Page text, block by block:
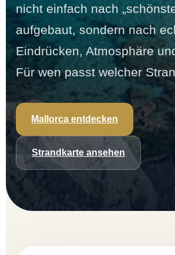
nicht einfach nach
aufgebaut, sondern nach
Eindrücken, Atmosphäre
Für wen passt welcher
Mallorca entdecken
Strandkarte ansehen